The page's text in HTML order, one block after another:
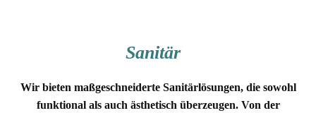
Sanitär
Wir bieten maßgeschneiderte Sanitärlösungen, die sowohl
funktional als auch ästhetisch überzeugen. Von der